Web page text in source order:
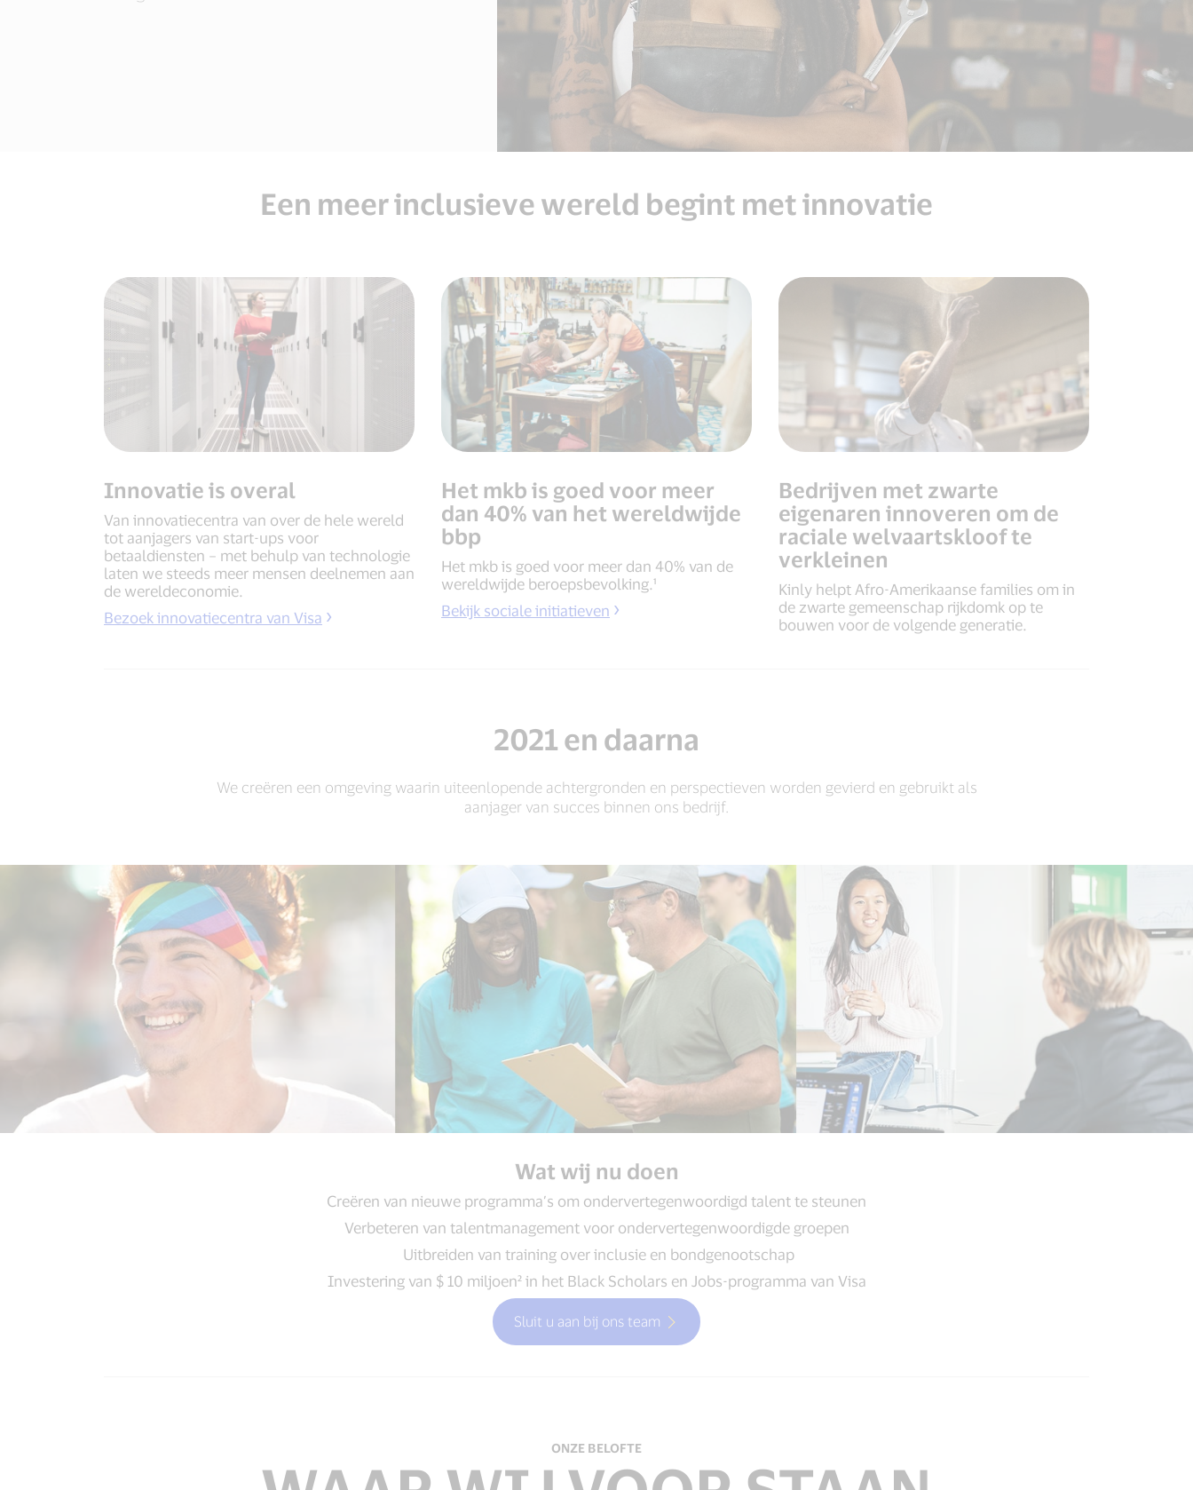
Een meer inclusieve wereld begint met innovatie
Innovatie is overal
Van innovatiecentra van over de hele wereld
tot aanjagers van start-ups voor
betaaldiensten – met behulp van technologie
laten we steeds meer mensen deelnemen aan
de wereldeconomie.
Bezoek innovatiecentra van Visa
Het mkb is goed voor meer
dan 40% van het wereldwijde
bbp
Het mkb is goed voor meer dan 40% van de
wereldwijde beroepsbevolking.¹
Bekijk sociale initiatieven
Bedrijven met zwarte
eigenaren innoveren om de
raciale welvaartskloof te
verkleinen
Kinly helpt Afro-Amerikaanse families om in
de zwarte gemeenschap rijkdomk op te
bouwen voor de volgende generatie.
2021 en daarna
We creëren een omgeving waarin uiteenlopende achtergronden en perspectieven worden gevierd en gebruikt als
aanjager van succes binnen ons bedrijf.
Wat wij nu doen
Creëren van nieuwe programma’s om ondervertegenwoordigd talent te steunen
Verbeteren van talentmanagement voor ondervertegenwoordigde groepen
Uitbreiden van training over inclusie en bondgenootschap
Investering van $ 10 miljoen² in het Black Scholars en Jobs-programma van Visa
Sluit u aan bij ons team
ONZE BELOFTE